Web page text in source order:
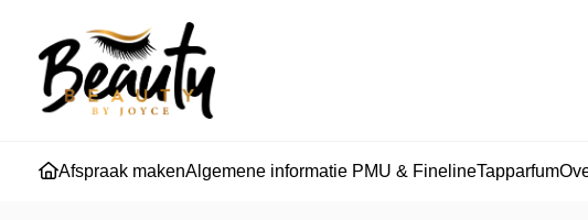
Afspraak makenAlgemene informatie PMU & FinelineTapparfum